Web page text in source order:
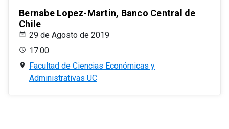
Bernabe Lopez-Martin, Banco Central de
Chile
29 de Agosto de 2019
17:00
Facultad de Ciencias Económicas y
Administrativas UC